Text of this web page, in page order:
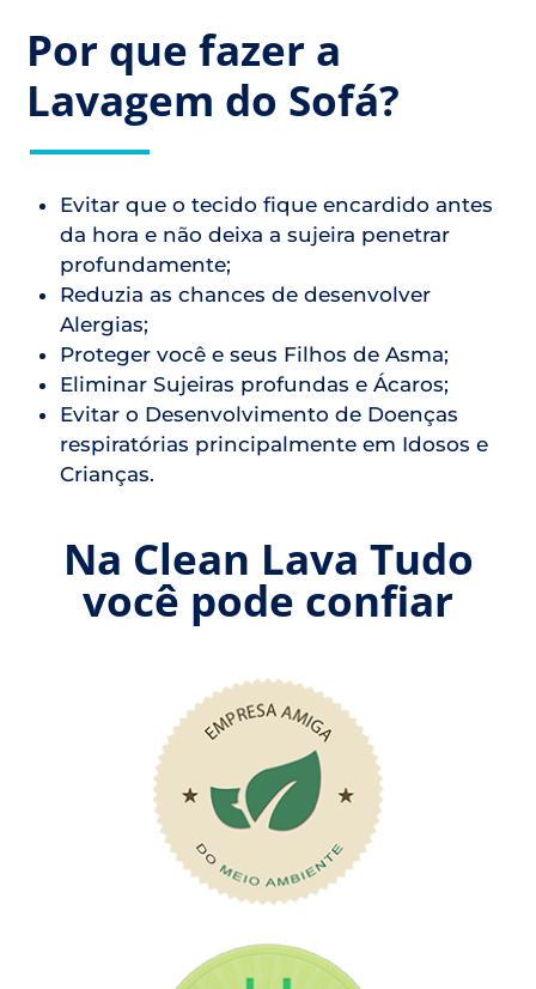
Por que fazer a
Lavagem do Sofá?
Evitar que o tecido fique encardido antes
da hora e não deixa a sujeira penetrar
profundamente;
Reduzia as chances de desenvolver
Alergias;
Proteger você e seus Filhos de Asma;
Eliminar Sujeiras profundas e Ácaros;
Evitar o Desenvolvimento de Doenças
respiratórias principalmente em Idosos e
Crianças.
Na Clean Lava Tudo
você pode confiar